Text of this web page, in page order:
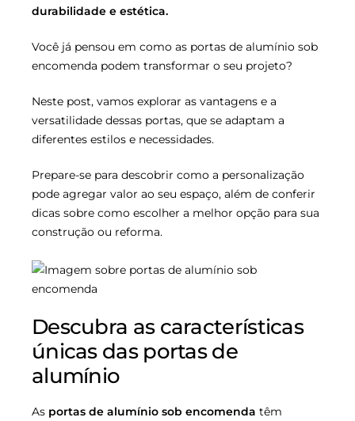
durabilidade e estética.
Você já pensou em como as portas de alumínio sob
encomenda podem transformar o seu projeto?
Neste post, vamos explorar as vantagens e a
versatilidade dessas portas, que se adaptam a
diferentes estilos e necessidades.
Prepare-se para descobrir como a personalização
pode agregar valor ao seu espaço, além de conferir
dicas sobre como escolher a melhor opção para sua
construção ou reforma.
Descubra as características
únicas das portas de
alumínio
As portas de alumínio sob encomenda têm